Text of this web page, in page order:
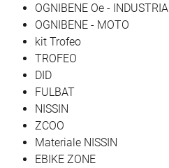
OGNIBENE Oe - INDUSTRIA
OGNIBENE - MOTO
kit Trofeo
TROFEO
DID
FULBAT
NISSIN
ZCOO
Materiale NISSIN
EBIKE ZONE